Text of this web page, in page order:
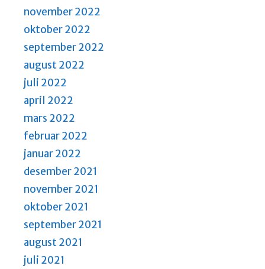
november 2022
oktober 2022
september 2022
august 2022
juli 2022
april 2022
mars 2022
februar 2022
januar 2022
desember 2021
november 2021
oktober 2021
september 2021
august 2021
juli 2021